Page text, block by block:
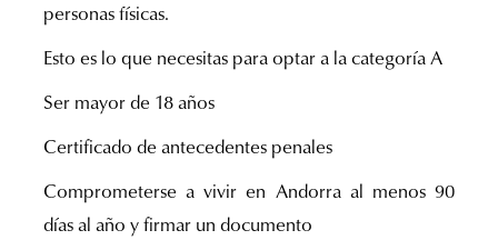
personas físicas.
Esto es lo que necesitas para optar a la categoría A
Ser mayor de 18 años
Certificado de antecedentes penales
Comprometerse a vivir en Andorra al menos 90
días al año y firmar un documento